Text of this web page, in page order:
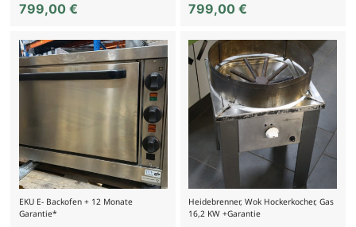
799,00 € 799,00€
EKU E- Backofen + 12 Monate
Garantie*
Heidebrenner, Wok Hockerkocher, Gas
16,2 KW +Garantie